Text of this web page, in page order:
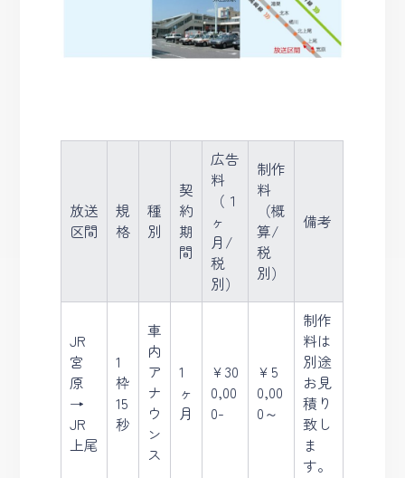
放送
区間
規
格
種
別
契
約
期
間
広告
料
（１
ヶ
月/
税
別）
制作
料
（概
算/
税
別）
備考
JR
宮
原
→
JR
上尾
1
枠
15
秒
車
内
ア
ナ
ウ
ン
ス
1
ヶ
月
￥30
0,00
0-
￥5
0,00
0～
制作
料は
別途
お見
積り
致し
ま
す。